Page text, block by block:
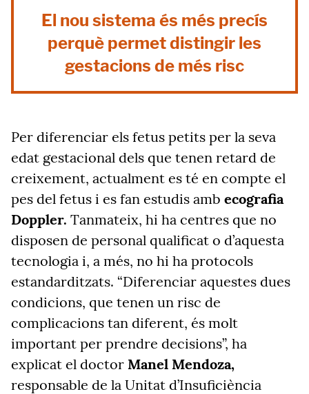
El nou sistema és més precís
perquè permet distingir les
gestacions de més risc
Per diferenciar els fetus petits per la seva
edat gestacional dels que tenen retard de
creixement, actualment es té en compte el
pes del fetus i es fan estudis amb ecografia
Doppler. Tanmateix, hi ha centres que no
disposen de personal qualificat o d’aquesta
tecnologia i, a més, no hi ha protocols
estandarditzats. “Diferenciar aquestes dues
condicions, que tenen un risc de
complicacions tan diferent, és molt
important per prendre decisions”, ha
explicat el doctor Manel Mendoza,
responsable de la Unitat d’Insuficiència